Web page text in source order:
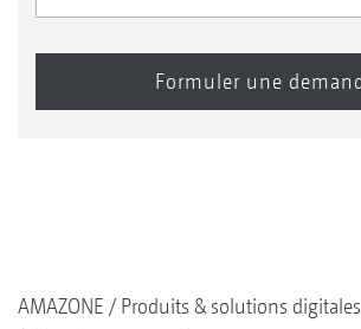
AMAZONE Produits & solutions digitales